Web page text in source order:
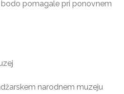
pomagale pri ponovnem
narodnem muzeju